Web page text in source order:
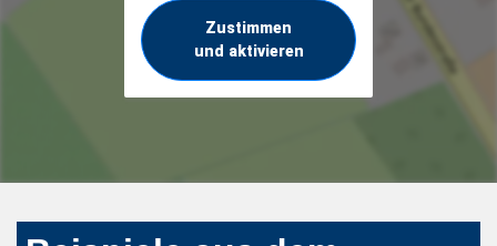
Zustimmen
und aktivieren